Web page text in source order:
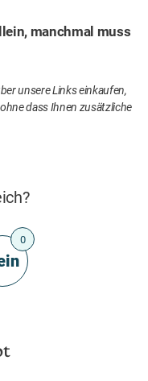
manchmal muss
unsere Links einkaufen,
dass Ihnen zusätzliche
0